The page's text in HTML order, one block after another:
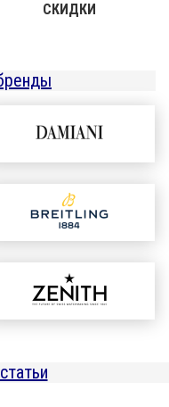
СКИДКИ